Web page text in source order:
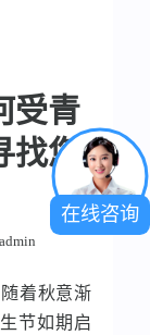
受青
找您
admin
着秋意渐
节如期启
在线咨询